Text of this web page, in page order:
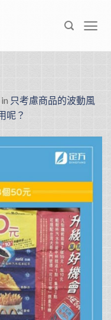
in 只考慮商品的波動風
呢？